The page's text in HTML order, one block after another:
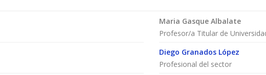
ALUMNOS de titulaciones
tengan relación con la
Maria Gasque Albalate
Profesor/a Titular de
Diego Granados López
Profesional del sector